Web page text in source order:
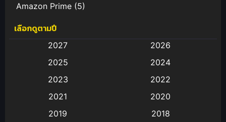
Amazon Prime (5)
Anal (ประตูหลัง)
Animation การ์ตูน
Animation อนิเมะ
เลือกดูตามปี
2027
2026
2025
2024
2023
2022
2021
2020
2019
2018